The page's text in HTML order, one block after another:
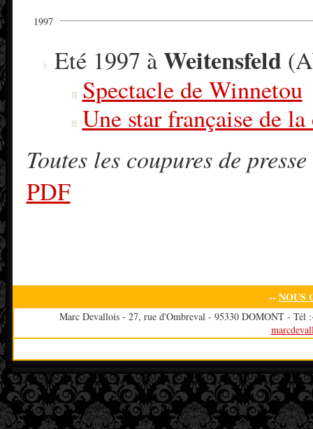
1997
Eté 1997 àWeitensfeld
Spectacle de Winnetou
Une star française de
Toutes les coupures de
PDF
-- NOUS
Marc Devallois - 27, rue d'Ombreval - 95330 DOMONT -